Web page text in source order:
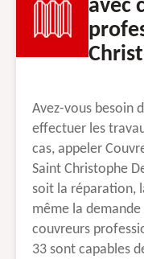
avec
Avez-vous besoin
effectuer les
cas, appeler
Saint Christophe
soit la réparation,
même la demande
couvreurs
33 sont capables